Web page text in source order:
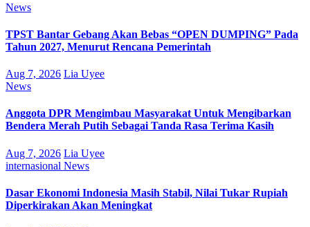
News
TPST Bantar Gebang Akan Bebas “OPEN DUMPING” Pada
Tahun 2027, Menurut Rencana Pemerintah
Aug 7, 2026 Lia Uyee
News
Anggota DPR Mengimbau Masyarakat Untuk Mengibarkan
Bendera Merah Putih Sebagai Tanda Rasa Terima Kasih
Aug 7, 2026 Lia Uyee
internasional News
Dasar Ekonomi Indonesia Masih Stabil, Nilai Tukar Rupiah
Diperkirakan Akan Meningkat